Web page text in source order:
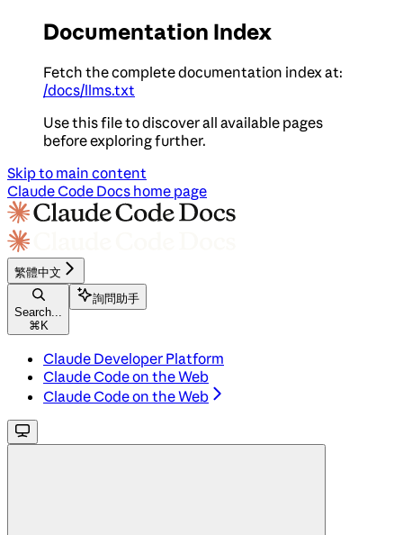
Documentation Index
Fetch the complete documentation index at:
/docs/llms.txt
Use this file to discover all available pages
before exploring further.
Skip to main content
Claude Code Docs home page
繁體中文
Search...
⌘ K
詢問助手
Claude Developer Platform
Claude Code on the Web
Claude Code on the Web